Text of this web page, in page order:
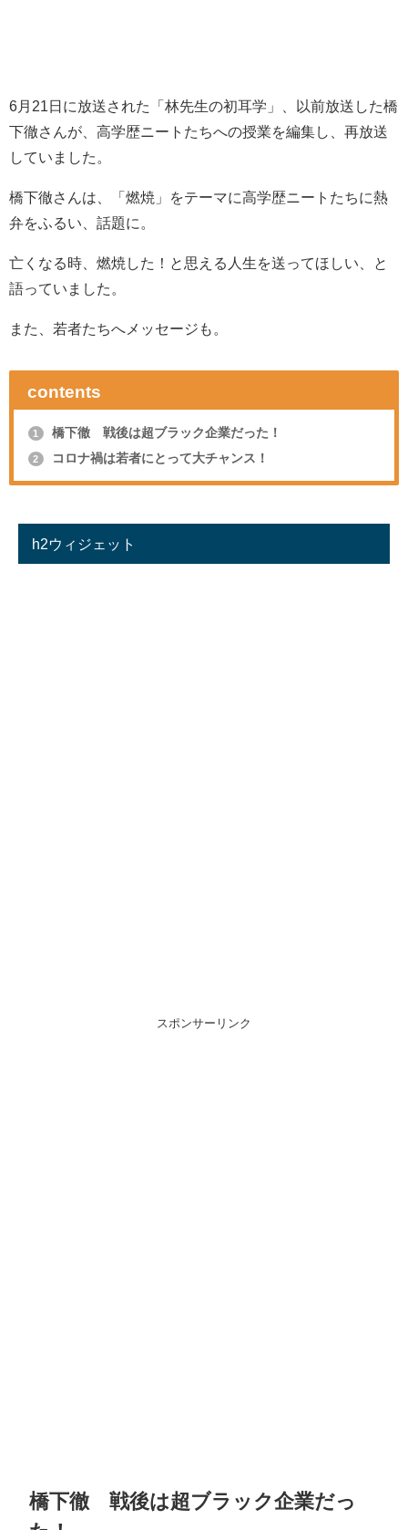
6月21日に放送された「林先生の初耳学」、以前放送した橋
下徹さんが、高学歴ニートたちへの授業を編集し、再放送
していました。
橋下徹さんは、「燃焼」をテーマに高学歴ニートたちに熱
弁をふるい、話題に。
亡くなる時、燃焼した！と思える人生を送ってほしい、と
語っていました。
また、若者たちへメッセージも。
contents
1 橋下徹 戦後は超ブラック企業だった！
2 コロナ禍は若者にとって大チャンス！
h2ウィジェット
スポンサーリンク
橋下徹 戦後は超ブラック企業だっ